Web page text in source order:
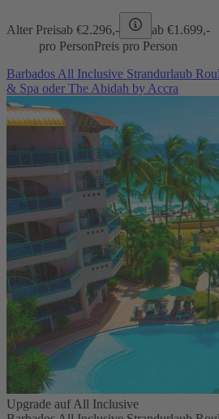
Alter Preisab €2.296,- ab €1.699,-
pro PersonPreis pro Person
Barbados All Inclusive Strandurlaub
& Spa oder The Abidah by Accra
Upgrade auf All Inclusive